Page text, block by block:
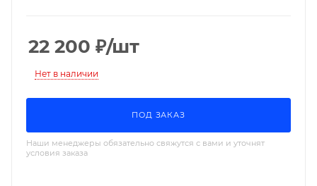
22 200 ₽/шт
Нет в наличии
ПОД ЗАКАЗ
Наши менеджеры обязательно свяжутся с вами и уточнят
условия заказа